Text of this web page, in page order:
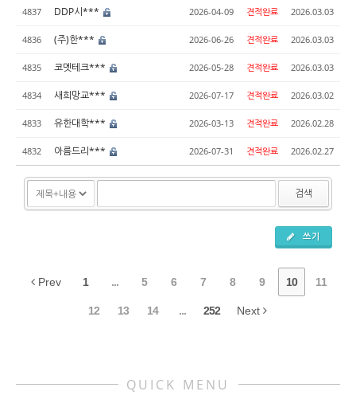
4837 DDP시*** 2026-04-09 견적완료 2026.03.03
4836 (주)한*** 2026-06-26 견적완료 2026.03.03
4835 코멧테크*** 2026-05-28 견적완료 2026.03.03
4834 새희망교*** 2026-07-17 견적완료 2026.03.02
4833 유한대학*** 2026-03-13 견적완료 2026.02.28
4832 아름드리*** 2026-07-31 견적완료 2026.02.27
검색
쓰기
Prev 1 ... 5 6 7 8 9 10 11
12 13 14 ... 252 Next
QUICK MENU